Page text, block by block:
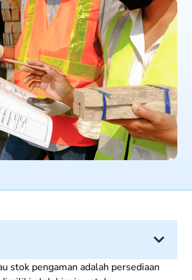
stok pengaman adalah persediaan